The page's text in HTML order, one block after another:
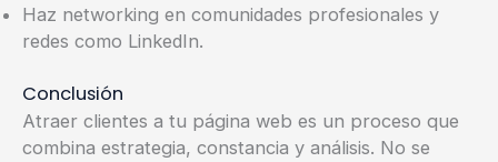
Haz networking en comunidades profesionales y
redes como LinkedIn.
Conclusión
Atraer clientes a tu página web es un proceso que
combina estrategia, constancia y análisis. No se